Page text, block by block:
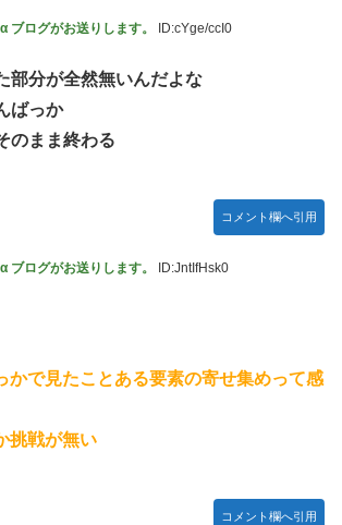
ブログがお送りします。 ID:cYge/ccI0
部分が全然無いんだよな
ばっか
のまま終わる
コメント欄へ引用
ブログがお送りします。 ID:JntIfHsk0
かで見たことある要素の寄せ集めって感
挑戦が無い
コメント欄へ引用